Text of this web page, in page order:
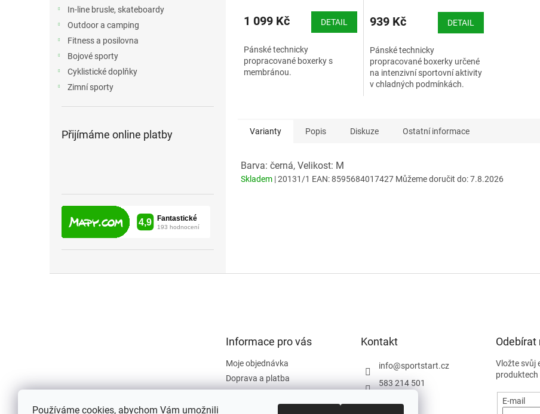
Používáme cookies, abychom Vám umožnili
In-line brusle, skateboardy
Outdoor a camping
Fitness a posilovna
Bojové sporty
Cyklistické doplňky
Zimní sporty
Přijímáme online platby
1 099 Kč DETAIL
Pánské technicky
propracované boxerky s
membránou.
939 Kč DETAIL
Pánské technicky
propracované boxerky určené
na intenzivní sportovní aktivity
v chladných podmínkách.
Varianty
Popis Diskuze Ostatní informace
Barva: černá, Velikost: M
Skladem | 20131/1 EAN:8595684017427 Můžeme doručit do:7.8.2026
Informace pro vás
Moje objednávka
Doprava a platba
Kontakt
info@sportstart.cz
583 214 501
Vložte svůj
produktech
E-mail